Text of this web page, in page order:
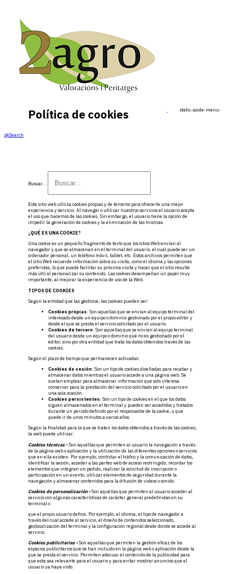
static-aside-menu-
gkSearch
Buscar...
Política de cookies
Este sitio web utiliza cookies propias y de terceros para ofrecerle una mejor
experiencia y servicio. Al navegar o utilizar nuestros servicios el usuario acepta
el uso que hacemos de las cookies. Sin embargo, el usuario tiene la opción de
impedir la generación de cookies y la eliminación de las mismas.
¿QUÉ ES UNA COOKIE?
Una cookie es un pequeño fragmento de texto que los sitios Web envían al
navegador y que se almacenan en el terminal del usuario, el cual puede ser un
ordenador personal, un teléfono móvil, tablet, etc. Estos archivos permiten que
el sitio Web recuerde información sobre su visita, como el idioma y las opciones
preferidas, lo que puede facilitar su próxima visita y hacer que el sitio resulte
más útil al personalizar su contenido. Las cookies desempeñan un papel muy
importante, al mejorar la experiencia de uso de la Web.
TIPOS DE COOKIES
Según la entidad que las gestione, las cookies pueden ser:
Cookies propias: Son aquellas que se envían al equipo terminal del
interesado desde un equipo o dominio gestionado por el propio editor y
desde el que se presta el servicio solicitado por el usuario.
Cookies de tercero: Son aquellas que se envían al equipo terminal
del usuario desde un equipo o dominio que no es gestionado por el
editor, sino por otra entidad que trata los datos obtenidos través de las
cookies.
Según el plazo de tiempo que permanecen activadas:
Cookies de sesión: Son un tipo de cookies diseñadas para recabar y
almacenar datos mientras el usuario accede a una página web. Se
suelen emplear para almacenar información que solo interesa
conservar para la prestación del servicio solicitado por el usuario en
una sola ocasión.
Cookies persistentes: Son un tipo de cookies en el que los datos
siguen almacenados en el terminal y pueden ser accedidos y tratados
durante un periodo definido por el responsable de la cookie, y que
puede ir de unos minutos a varios años.
Según la finalidad para la que se traten los datos obtenidos a través de las cookies,
la web puede utilizar:
Cookies técnicas -Son aquéllas que permiten al usuario la navegación a través
de la página web o aplicación y la utilización de las diferentes opciones o servicios
que en ella existen. Por ejemplo, controlar el tráfico y la comunicación de datos,
identificar la sesión, acceder a las partes web de acceso restringido, recordar los
elementos que integran un pedido, realizar la solicitud de inscripción o
participación en un evento, utilizar elementos de seguridad durante la
navegación y almacenar contenidos para la difusión de videos o sonido.
Cookies de personalización -Son aquéllas que permiten al usuario acceder al
servicio con algunas características de carácter general predefinidas en su
terminal o
que el propio usuario defina. Por ejemplo, el idioma, el tipo de navegador a
través del cual accede al servicio, el diseño de contenidos seleccionado,
geolocalización del terminal y la configuración regional desde donde se accede al
servicio.
Cookies publicitarias -Son aquellas que permiten la gestión eficaz de los
espacios publicitarios que se han incluido en la página web o aplicación desde la
que se presta el servicio. Permiten adecuar el contenido de la publicidad para
que esta sea relevante para el usuario y para evitar mostrar anuncios que el
usuario ya haya visto.